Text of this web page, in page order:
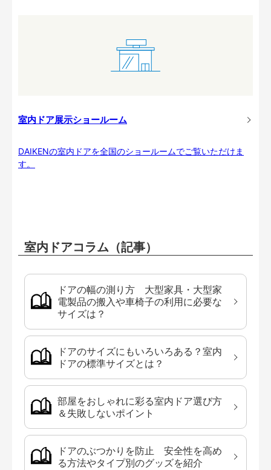
室内ドア展示ショールーム
DAIKENの室内ドアを全国のショールームでご覧いただけま
す。
室内ドアコラム（記事）
ドアの幅の測り方 大型家具・大型家
電製品の搬入や車椅子の利用に必要な
サイズは？
ドアのサイズにもいろいろある？室内
ドアの標準サイズとは？
部屋をおしゃれに彩る室内ドア選び方
＆失敗しないポイント
ドアのぶつかりを防止 安全性を高め
る方法やタイプ別のグッズを紹介